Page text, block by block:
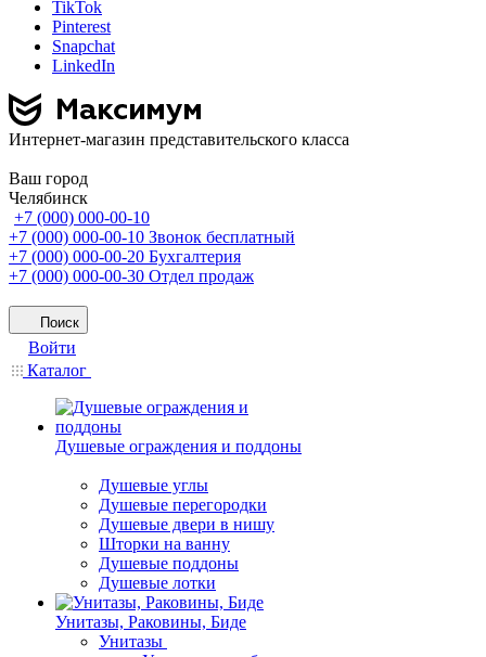
TikTok
Pinterest
Snapchat
LinkedIn
Интернет-магазин представительского класса
Ваш город
Челябинск
+7 (000) 000-00-10
+7 (000) 000-00-10 Звонок бесплатный
+7 (000) 000-00-20 Бухгалтерия
+7 (000) 000-00-30 Отдел продаж
Поиск
Войти
Каталог
Душевые ограждения и поддоны
Душевые углы
Душевые перегородки
Душевые двери в нишу
Шторки на ванну
Душевые поддоны
Душевые лотки
Унитазы, Раковины, Биде
Унитазы